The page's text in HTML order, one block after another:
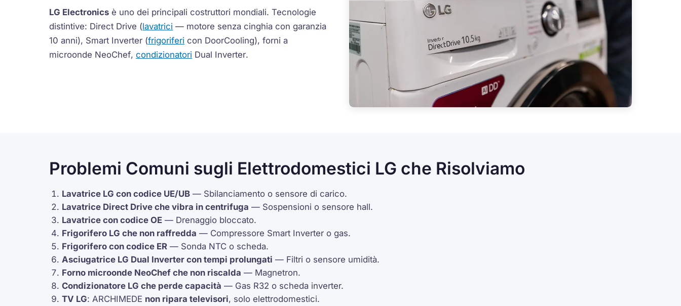
LG Electronics è uno dei principali costruttori mondiali. Tecnologie
distintive: Direct Drive (lavatrici — motore senza cinghia con garanzia
10 anni), Smart Inverter (frigoriferi con DoorCooling), forni a
microonde NeoChef,condizionatori Dual Inverter.
Problemi Comuni sugli Elettrodomestici LG che Risolviamo
Lavatrice LG con codice UE/UB — Sbilanciamento o sensore di carico.
Lavatrice Direct Drive che vibra in centrifuga — Sospensioni o sensore hall.
Lavatrice con codiceOE — Drenaggio bloccato.
Frigorifero LG che non raffredda — Compressore Smart Inverter o gas.
Frigorifero con codice ER — Sonda NTC o scheda.
Asciugatrice LG Dual Inverter con tempi prolungati — Filtri o sensore umidità.
Forno microonde NeoChef che non riscalda — Magnetron.
Condizionatore LG che perde capacità — Gas R32 o scheda inverter.
TV LG: ARCHIMEDE non ripara televisori, solo elettrodomestici.